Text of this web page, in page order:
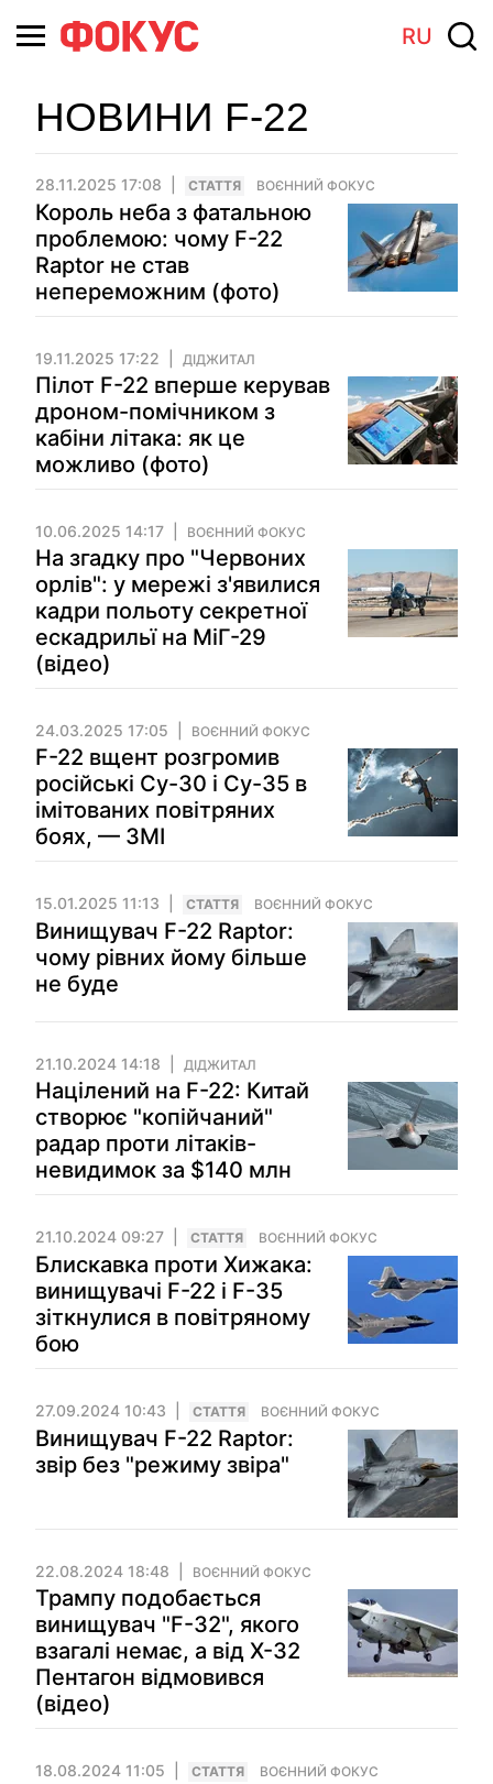
RU
НОВИНИ F-22
28.11.2025 17:08 СТАТТЯ ВОЄННИЙ ФОКУС
Король неба з фатальною
проблемою: чому F-22
Raptor не став
непереможним (фото)
19.11.2025 17:22 ДІДЖИТАЛ
Пілот F-22 вперше керував
дроном-помічником з
кабіни літака: як це
можливо (фото)
10.06.2025 14:17 ВОЄННИЙ ФОКУС
На згадку про "Червоних
орлів": у мережі з'явилися
кадри польоту секретної
ескадрильї на МіГ-29
(відео)
24.03.2025 17:05 ВОЄННИЙ ФОКУС
F-22 вщент розгромив
російські Су-30 і Су-35 в
імітованих повітряних
боях, — ЗМІ
15.01.2025 11:13 СТАТТЯ ВОЄННИЙ ФОКУС
Винищувач F-22 Raptor:
чому рівних йому більше
не буде
21.10.2024 14:18 ДІДЖИТАЛ
Націлений на F-22: Китай
створює "копійчаний"
радар проти літаків-
невидимок за $140 млн
21.10.2024 09:27 СТАТТЯ ВОЄННИЙ ФОКУС
Блискавка проти Хижака:
винищувачі F-22 і F-35
зіткнулися в повітряному
бою
27.09.2024 10:43 СТАТТЯ ВОЄННИЙ ФОКУС
Винищувач F-22 Raptor:
звір без "режиму звіра"
22.08.2024 18:48 ВОЄННИЙ ФОКУС
Трампу подобається
винищувач "F-32", якого
взагалі немає, а від Х-32
Пентагон відмовився
(відео)
18.08.2024 11:05 СТАТТЯ ВОЄННИЙ ФОКУС